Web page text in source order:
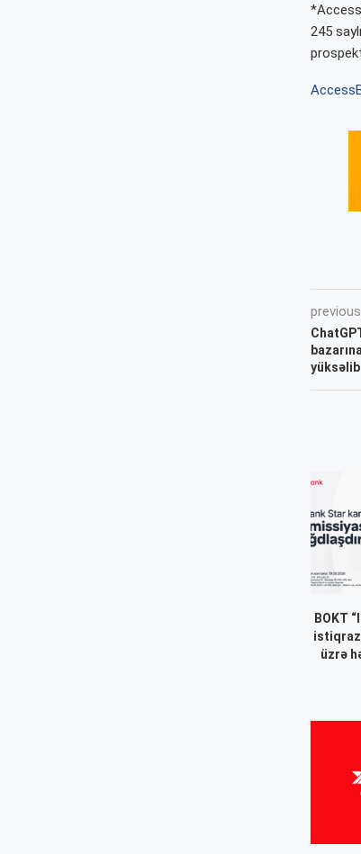
245
yüksəlib
BOKT
üzrə